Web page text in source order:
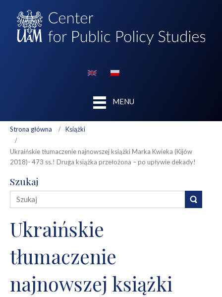
MENU
Strona główna Książki
Ukraińskie tłumaczenie najnowszej książki Marka Kwieka (Kijów
2018)- 473 ss.! Druga książka przełożona – po upływie dekady!
Szukaj
Ukraińskie
tłumaczenie
najnowszej książki